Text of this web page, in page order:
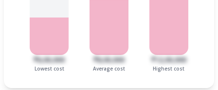
₹6,00,000
Lowest cost
₹8,00,000
Average cost
₹12,00,000
Highest cost